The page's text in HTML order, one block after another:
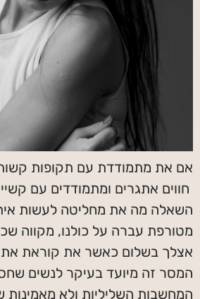
אם את מתמודדת עם תקופות
חווים אתגרים ומתמודדים עם
השאלה מה את מחליטה לעשות
מטורפת עברה על כולנו, מקווה
אצלך בשלום כאשר את קוראת
המסר זה מיועד בעיקר לנשים
המחשבות השליליות ולא